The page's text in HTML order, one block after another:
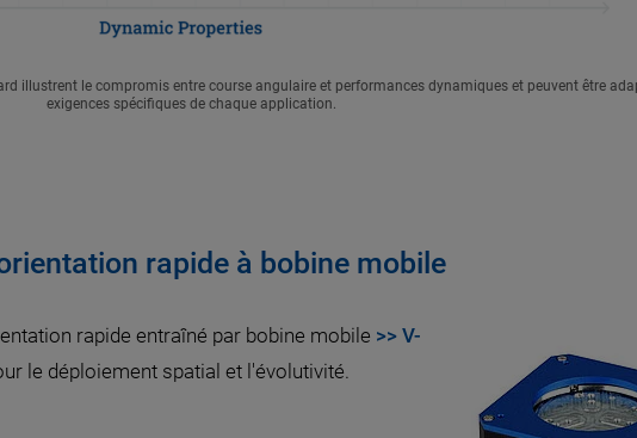
illustrent le compromis entre course angulaire et performances dynamiques et peuvent être
exigences spécifiques de chaque application.
rapide à bobine mobile
rapide entraîné par bobine mobile >> V-
le déploiement spatial et l'évolutivité.